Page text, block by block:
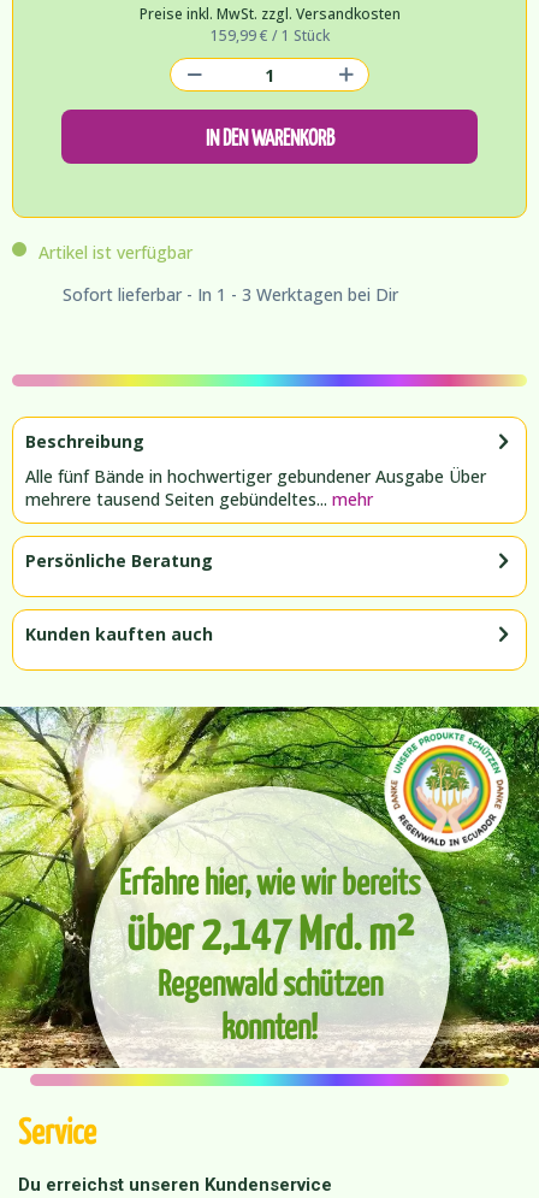
Preise inkl. MwSt. zzgl. Versandkosten
159,99 € / 1 Stück
IN DEN WARENKORB
Artikel ist verfügbar
Sofort lieferbar - In 1 - 3 Werktagen bei Dir
Beschreibung
Alle fünf Bände in hochwertiger gebundener Ausgabe Über
mehrere tausend Seiten gebündeltes... mehr
Persönliche Beratung
Kunden kauften auch
Erfahre hier, wie wir bereits
über 2,147 Mrd. m²
Regenwald schützen
konnten!
Service
Du erreichst unseren Kundenservice